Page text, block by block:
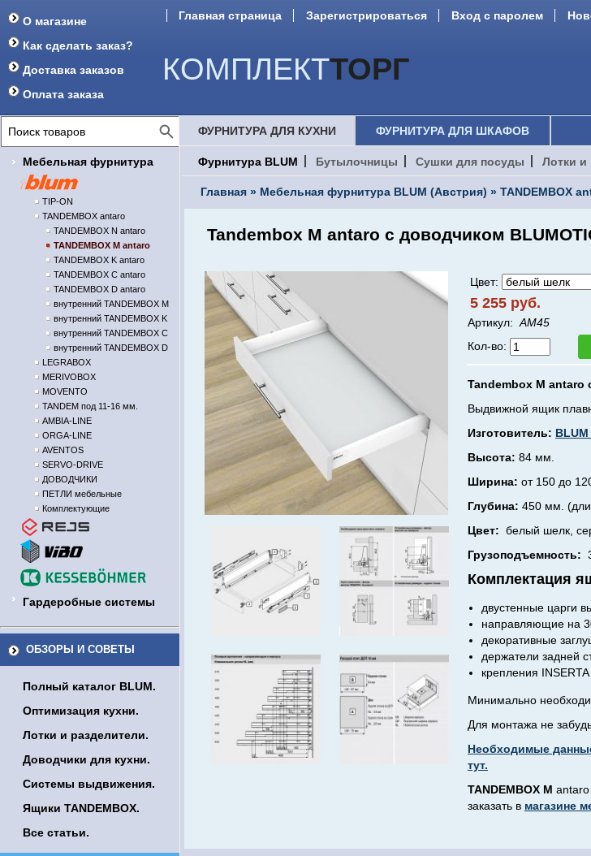
О магазине
Как сделать заказ?
Доставка заказов
Оплата заказа
Главная страница Зарегистрироваться Вход с паролем
КОМПЛЕКТТОРГ
Мебельная фурнитура
TIP-ON
TANDEMBOX antaro
TANDEMBOX N antaro
TANDEMBOX M antaro
TANDEMBOX K antaro
TANDEMBOX C antaro
TANDEMBOX D antaro
внутренний TANDEMBOX M
внутренний TANDEMBOX K
внутренний TANDEMBOX C
внутренний TANDEMBOX D
LEGRABOX
MERIVOBOX
MOVENTO
TANDEM под 11-16 мм.
AMBIA-LINE
ORGA-LINE
AVENTOS
SERVO-DRIVE
ДОВОДЧИКИ
ПЕТЛИ мебельные
Комплектующие
Гардеробные системы
ОБЗОРЫ И СОВЕТЫ
Полный каталог BLUM.
Оптимизация кухни.
Лотки и разделители.
Доводчики для кухни.
Системы выдвижения.
Ящики TANDEMBOX.
Все статьи.
ФУРНИТУРА ДЛЯ КУХНИ ФУРНИТУРА ДЛЯ ШКАФОВ
Фурнитура BLUM Бутылочницы Сушки для посуды Лотки и
Главная » Мебельная фурнитура BLUM (Австрия) » TANDEMBOX
Tandembox M antaro c доводчиком
Цвет:
5 255 руб.
Артикул: AM45
Кол-во:
Tandembox M antaro
Выдвижной ящик
Изготовитель:
Высота: 84 мм.
Ширина: от 150 до
Глубина: 450 мм.
Цвет: белый шелк,
Грузоподъемность:
Комплектация
двустенные царги
направляющие на
декоративные
держатели задней
крепления
Минимально
Для монтажа не
Необходимые
тут.
TANDEMBOX М antaro
заказать в магазине